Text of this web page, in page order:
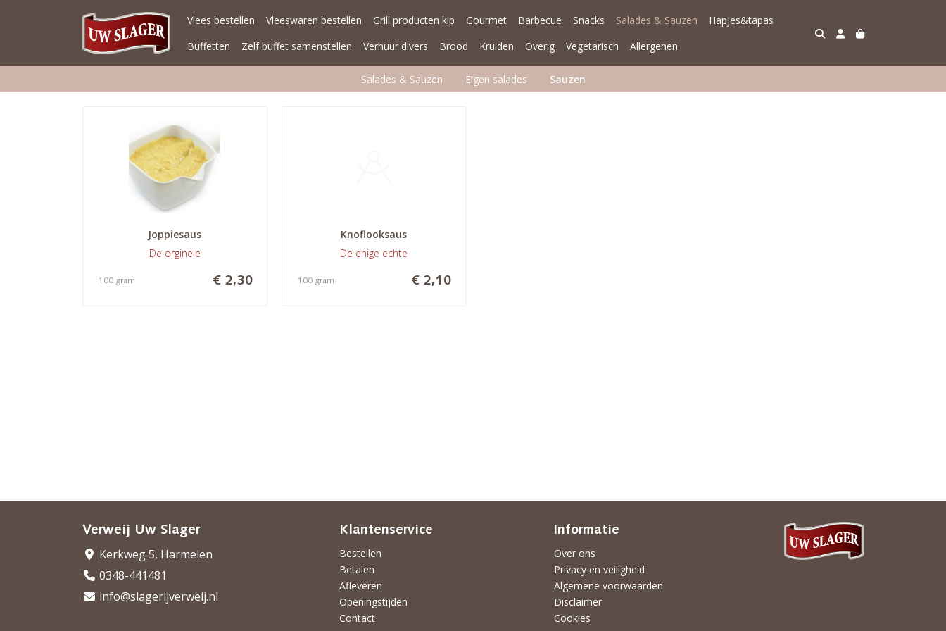
Vlees bestellen Vleeswaren bestellen Grill producten kip Gourmet Barbecue Snacks Salades & Sauzen
Hapjes&tapas
Buffetten
Zelf buffet samenstellen Verhuur divers Brood Kruiden Overig Vegetarisch Allergenen
Salades & Sauzen Eigen salades Sauzen
Joppiesaus
De orginele
€ 2,30
100 gram
Knoflooksaus
De enige echte
€ 2,10
100 gram
Verweij Uw Slager
Kerkweg 5, Harmelen
0348-441481
info@slagerijverweij.nl
Klantenservice
Bestellen
Betalen
Afleveren
Openingstijden
Contact
Informatie
Over ons
Privacy en veiligheid
Algemene voorwaarden
Disclaimer
Cookies